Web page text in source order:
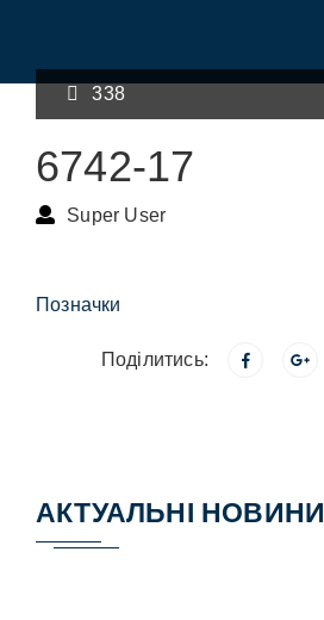
338
6742-17
Super User
Позначки
Поділитись:
АКТУАЛЬНІ НОВИНИ